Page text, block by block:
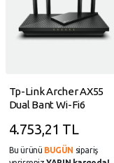
Tp-Link Archer AX55
Dual Bant Wi-Fi6
4.753,21 TL
Bu ürünü BUGÜN sipariş